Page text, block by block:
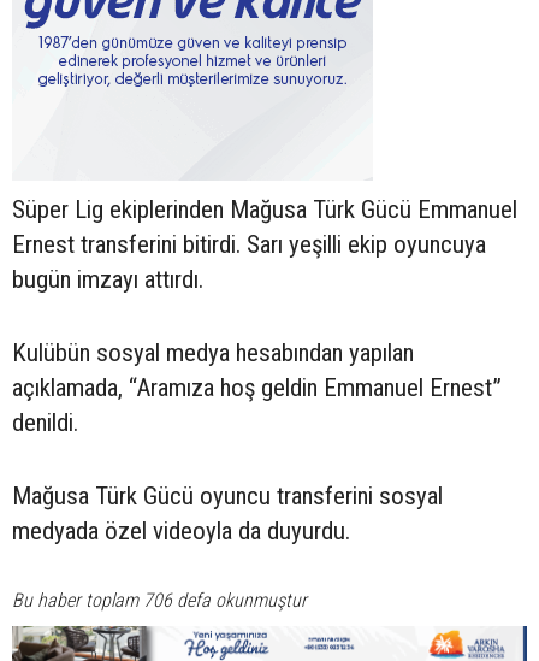
Süper Lig ekiplerinden Mağusa Türk Gücü Emmanuel
Ernest transferini bitirdi. Sarı yeşilli ekip oyuncuya
bugün imzayı attırdı.
Kulübün sosyal medya hesabından yapılan
açıklamada, “Aramıza hoş geldin Emmanuel Ernest”
denildi.
Mağusa Türk Gücü oyuncu transferini sosyal
medyada özel videoyla da duyurdu.
Bu haber toplam 706 defa okunmuştur